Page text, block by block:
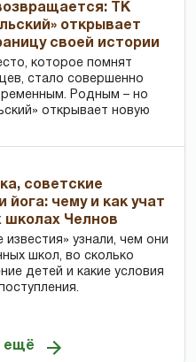
ТК
открывает
своей истории
которое помнят
стало совершенно
Родным – но
открывает новую
советские
йога: чему и как учат
школах Челнов
известия» узнали, чем они
школ, во сколько
детей и какие условия
ещё